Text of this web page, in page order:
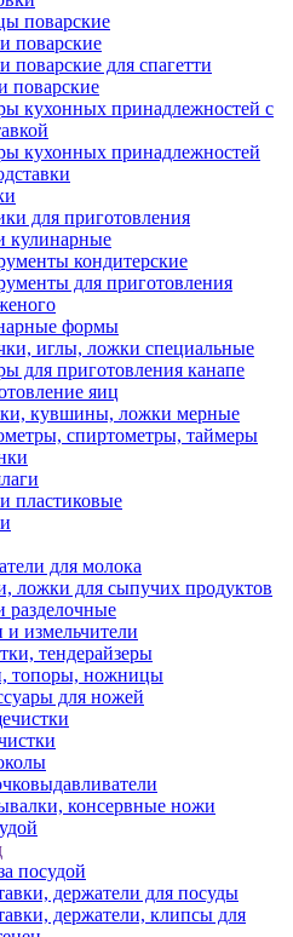
поварские
поварские
поварские для спагетти
поварские
кухонных принадлежностей с
кухонных принадлежностей
для приготовления
кулинарные
кондитерские
для приготовления
формы
иглы, ложки специальные
для приготовления канапе
яиц
кувшины, ложки мерные
спиртометры, таймеры
пластиковые
для молока
ложки для сыпучих продуктов
разделочные
и измельчители
тендерайзеры
топоры, ножницы
для ножей
консервные ножи
посудой
держатели для посуды
держатели, клипсы для